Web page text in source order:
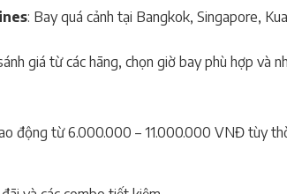
: Bay quá cảnh tại Bangkok, Singapore,
giá từ các hãng, chọn giờ bay phù hợp và
động từ 6.000.000 – 11.000.000 VNĐ tùy